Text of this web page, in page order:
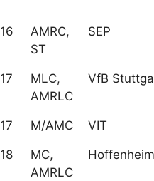
16
AMRC,
ST
SEP
17
MLC,
AMRLC
VfB
17 M/AMC VIT
18
MC,
AMRLC
Hoffenheim